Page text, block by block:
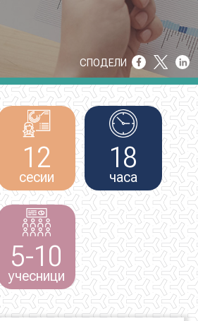
СПОДЕЛИ
12
сесии
18
часа
5-10
учесници